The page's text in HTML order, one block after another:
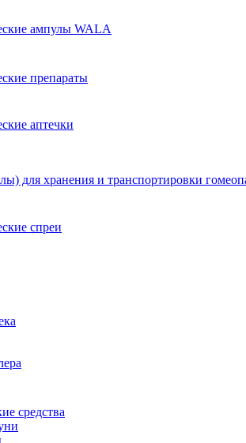
ампулы WALA
препараты
аптечки
для хранения и транспортировки
спреи
средства